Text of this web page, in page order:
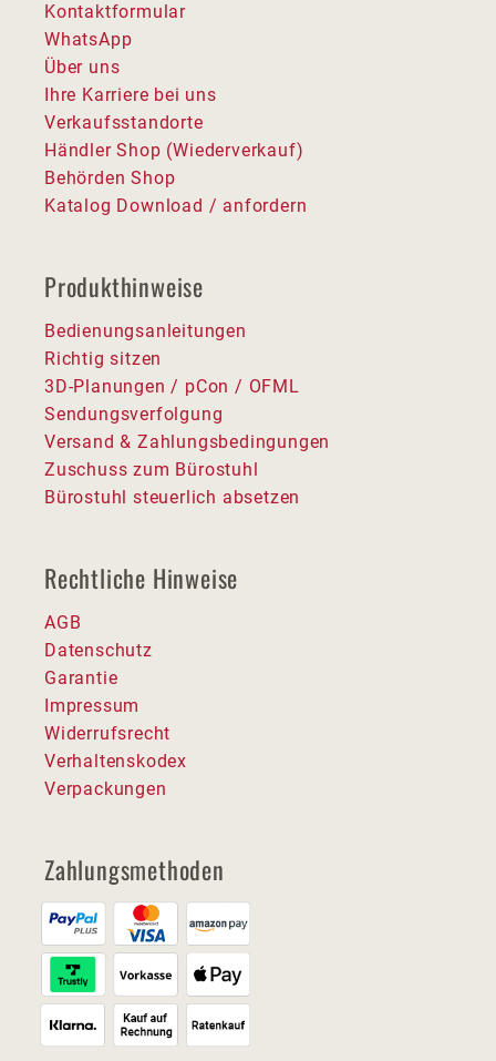
Kontaktformular
WhatsApp
Über uns
Ihre Karriere bei uns
Verkaufsstandorte
Händler Shop (Wiederverkauf)
Behörden Shop
Katalog Download / anfordern
Produkthinweise
Bedienungsanleitungen
Richtig sitzen
3D-Planungen / pCon / OFML
Sendungsverfolgung
Versand & Zahlungsbedingungen
Zuschuss zum Bürostuhl
Bürostuhl steuerlich absetzen
Rechtliche Hinweise
AGB
Datenschutz
Garantie
Impressum
Widerrufsrecht
Verhaltenskodex
Verpackungen
Zahlungsmethoden